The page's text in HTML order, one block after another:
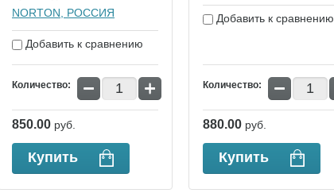
NORTON, РОССИЯ
Добавить к сравнению
Количество: − +
850.00 руб.
Купить
Добавить к сравнению
Количество: −
880.00 руб.
Купить